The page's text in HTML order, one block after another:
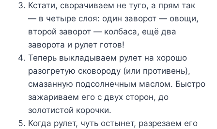
Кстати, сворачиваем не туго, а прям так
— в четыре слоя: один заворот — овощи,
второй заворот — колбаса, ещё два
заворота и рулет готов!
Теперь выкладываем рулет на хорошо
разогретую сковороду (или противень),
смазанную подсолнечным маслом. Быстро
зажариваем его с двух сторон, до
золотистой корочки.
Когда рулет, чуть остынет, разрезаем его